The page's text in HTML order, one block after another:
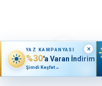
YAZ KAMPANYASI
%30'a Varan İndirim
Şimdi Keşfet→
×